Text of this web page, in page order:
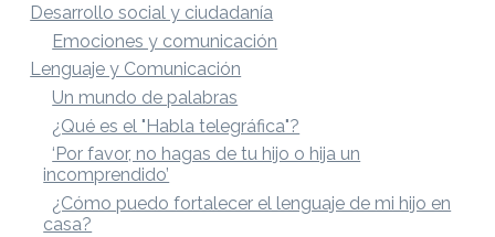
Desarrollo social y ciudadanía
Emociones y comunicación
Lenguaje y Comunicación
Un mundo de palabras
¿Qué es el "Habla telegráfica"?
‘Por favor, no hagas de tu hijo o hija un
incomprendido’
¿Cómo puedo fortalecer el lenguaje de mi hijo en
casa?